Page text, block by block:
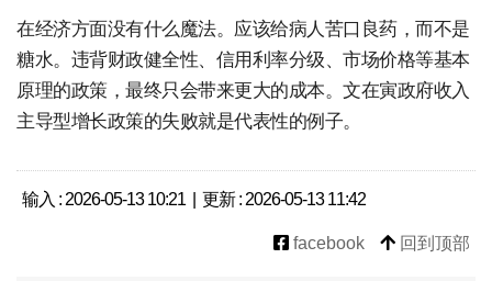
在经济方面没有什么魔法。应该给病人苦口良药，而不是
糖水。违背财政健全性、信用利率分级、市场价格等基本
原理的政策，最终只会带来更大的成本。文在寅政府收入
主导型增长政策的失败就是代表性的例子。
输入 : 2026-05-13 10:21 | 更新 : 2026-05-13 11:42
facebook 回到顶部